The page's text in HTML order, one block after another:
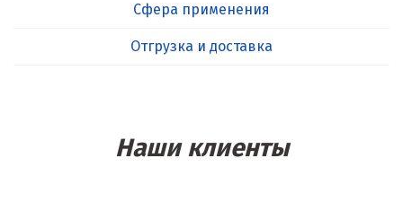
Сфера применения
Отгрузка и доставка
Наши клиенты